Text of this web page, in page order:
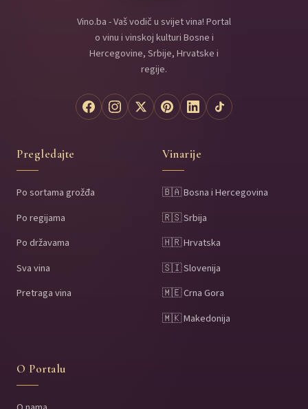
Vino.ba - Vaš vodič u svijet vina! Portal
o vinu i vinskoj kulturi Bosne i
Hercegovine, Srbije, Hrvatske i
regije.
Pregledajte
Po sortama grožđa
Po regijama
Po državama
Sva vina
Pretraga vina
Vinarije
🇧🇦 Bosna i Hercegovina
🇷🇸 Srbija
🇭🇷 Hrvatska
🇸🇮 Slovenija
🇲🇪 Crna Gora
🇲🇰 Makedonija
O Portalu